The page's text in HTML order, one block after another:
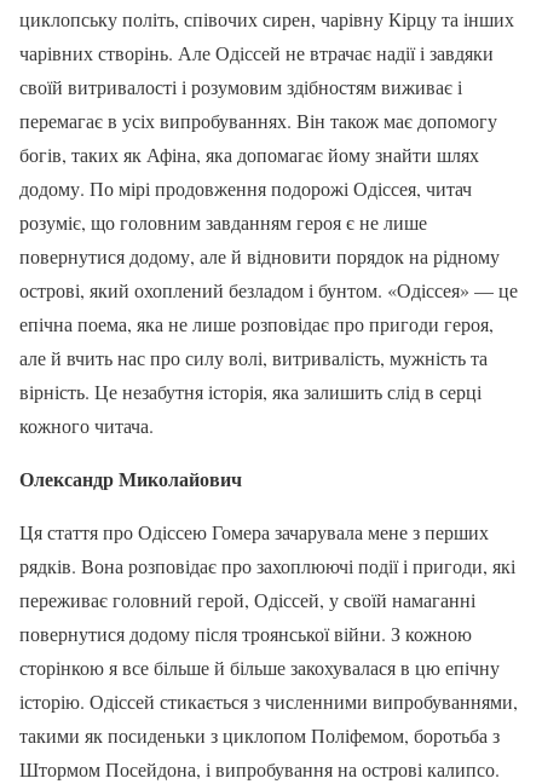
циклопську політь, співочих сирен, чарівну Кірцу та інших
чарівних створінь. Але Одіссей не втрачає надії і завдяки
своїй витривалості і розумовим здібностям виживає і
перемагає в усіх випробуваннях. Він також має допомогу
богів, таких як Афіна, яка допомагає йому знайти шлях
додому. По мірі продовження подорожі Одіссея, читач
розуміє, що головним завданням героя є не лише
повернутися додому, але й відновити порядок на рідному
острові, який охоплений безладом і бунтом. «Одіссея» — це
епічна поема, яка не лише розповідає про пригоди героя,
але й вчить нас про силу волі, витривалість, мужність та
вірність. Це незабутня історія, яка залишить слід в серці
кожного читача.
Олександр Миколайович
Ця стаття про Одіссею Гомера зачарувала мене з перших
рядків. Вона розповідає про захоплюючі події і пригоди, які
переживає головний герой, Одіссей, у своїй намаганні
повернутися додому після троянської війни. З кожною
сторінкою я все більше й більше закохувалася в цю епічну
історію. Одіссей стикається з численними випробуваннями,
такими як посиденьки з циклопом Поліфемом, боротьба з
Штормом Посейдона, і випробування на острові калипсо.